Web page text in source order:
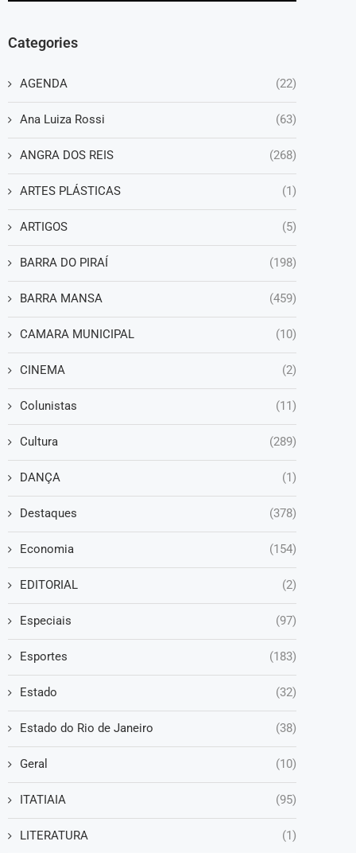
Categories
AGENDA (22)
Ana Luiza Rossi (63)
ANGRA DOS REIS (268)
ARTES PLÁSTICAS (1)
ARTIGOS (5)
BARRA DO PIRAÍ (198)
BARRA MANSA (459)
CAMARA MUNICIPAL (10)
CINEMA (2)
Colunistas (11)
Cultura (289)
DANÇA (1)
Destaques (378)
Economia (154)
EDITORIAL (2)
Especiais (97)
Esportes (183)
Estado (32)
Estado do Rio de Janeiro (38)
Geral (10)
ITATIAIA (95)
LITERATURA (1)